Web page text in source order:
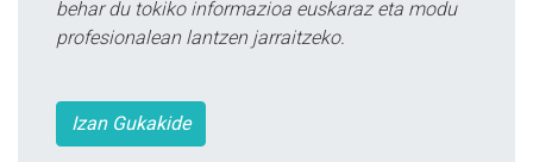
behar du tokiko informazioa euskaraz eta modu
profesionalean lantzen jarraitzeko.
Izan Gukakide